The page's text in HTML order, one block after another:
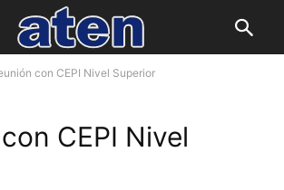
con CEPI Nivel Superior
CEPI Nivel